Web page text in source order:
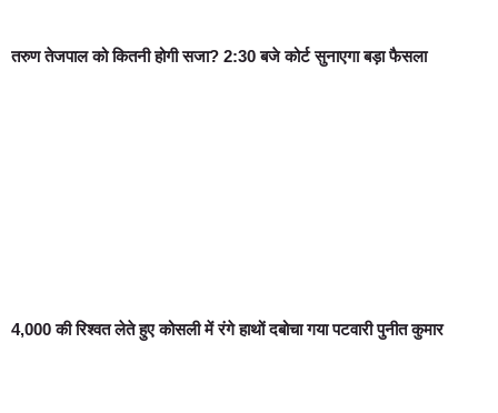
तरुण तेजपाल को कितनी होगी सजा? 2:30 बजे कोर्ट सुनाएगा बड़ा फैसला
4,000 की रिश्वत लेते हुए कोसली में रंगे हाथों दबोचा गया पटवारी पुनीत कुमार